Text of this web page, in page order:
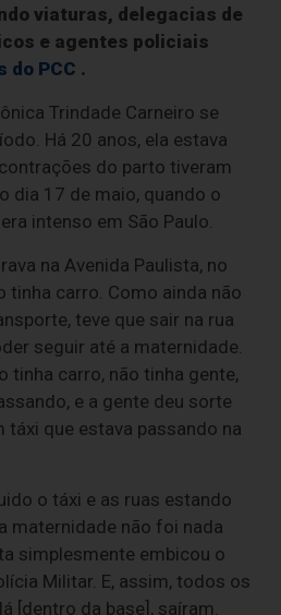
viaturas, delegacias de
e agentes policiais
do PCC .
Trindade Carneiro se
Há 20 anos, ela estava
do parto tiveram
dia 17 de maio, quando o
intenso em São Paulo.
na Avenida Paulista, no
tinha carro. Como ainda não
teve que sair na rua
seguir até a maternidade.
tinha carro, não tinha gente,
e a gente deu sorte
táxi que estava passando na
o táxi e as ruas estando
maternidade não foi nada
simplesmente embicou o
Militar. E, assim, todos os
[dentro da base], saíram.